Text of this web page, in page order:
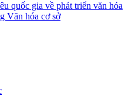
quốc gia về phát triển văn hóa
Văn hóa cơ sở